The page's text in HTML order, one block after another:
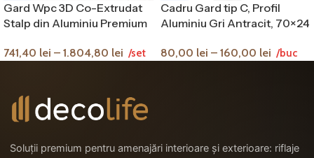
Gard Wpc 3D Co-Extrudat
Stalp din Aluminiu Premium
741,40 lei – 1.804,80 lei /set
Cadru Gard tip C, Profil
Aluminiu Gri Antracit, 70×24
80,00 lei – 160,00 lei /buc
Soluții premium pentru amenajări interioare și exterioare: riflaje